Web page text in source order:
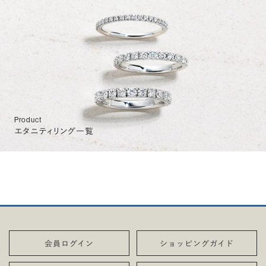
Product
エタニティリング一覧
会員ログイン ショッピングガイド